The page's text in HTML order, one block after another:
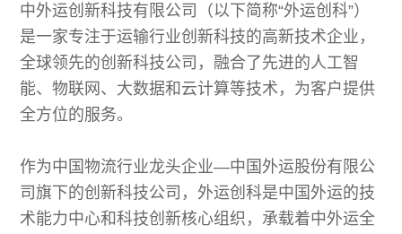
中外运创新科技有限公司（以下简称“外运创科”）
是一家专注于运输行业创新科技的高新技术企业，
全球领先的创新科技公司，融合了先进的人工智
能、物联网、大数据和云计算等技术，为客户提供
全方位的服务。
作为中国物流行业龙头企业—中国外运股份有限公
司旗下的创新科技公司，外运创科是中国外运的技
术能力中心和科技创新核心组织，承载着中外运全